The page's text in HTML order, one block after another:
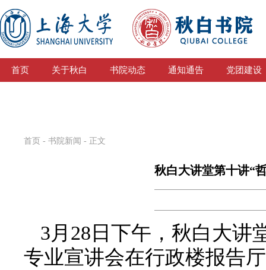
首页 关于秋白 书院动态 通知通告 党团建设
首页 - 书院新闻 - 正文
秋白大讲堂第十讲“
3月28日下午，秋白大讲
专业宣讲会在行政楼报告